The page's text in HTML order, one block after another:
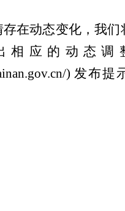
存在动态变化，我
相应的动态调
) 发布提